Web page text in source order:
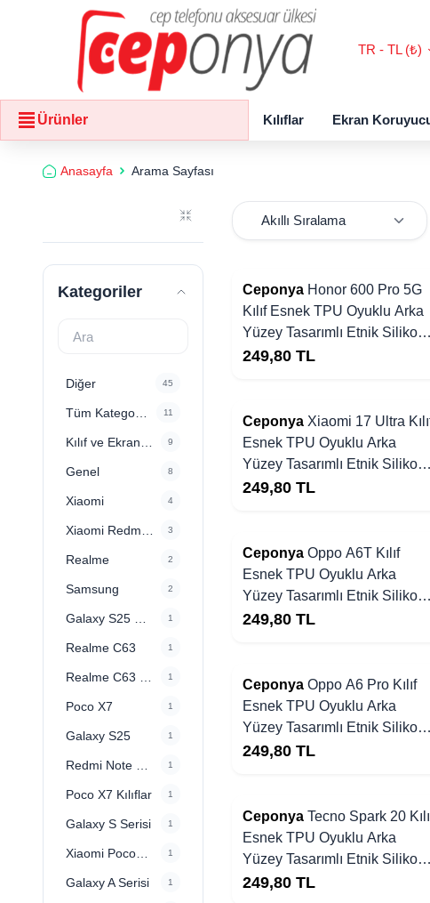
TR - TL (₺)
Ürünler Kılıflar Ekran
Anasayfa Arama Sayfası
Kategoriler
Diğer 45
11
9
Genel 8
Xiaomi 4
3
Realme 2
Samsung 2
1
Realme C63 1
1
Poco X7 1
Galaxy S25 1
1
Poco X7 Kılıflar 1
Galaxy S Serisi 1
1
Galaxy A Serisi 1
Ceponya Honor 600 Pro 5G
Kılıf Esnek TPU Oyuklu Arka
Yüzey Tasarımlı Etnik Silikon
Kapak
249,80 TL
Ceponya Xiaomi 17 Ultra
Esnek TPU Oyuklu Arka
Yüzey Tasarımlı Etnik Silikon
Kapak
249,80 TL
Ceponya Oppo A6T Kılıf
Esnek TPU Oyuklu Arka
Yüzey Tasarımlı Etnik Silikon
Kapak
249,80 TL
Ceponya Oppo A6 Pro Kılıf
Esnek TPU Oyuklu Arka
Yüzey Tasarımlı Etnik Silikon
Kapak
249,80 TL
Ceponya Tecno Spark 20
Esnek TPU Oyuklu Arka
Yüzey Tasarımlı Etnik Silikon
Kapak
249,80 TL